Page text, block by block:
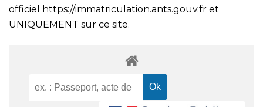
officiel
https://immatriculation.ants.gouv.fr et
UNIQUEMENT sur ce site.